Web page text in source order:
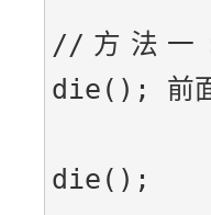
//方法
die(); 前面
die();